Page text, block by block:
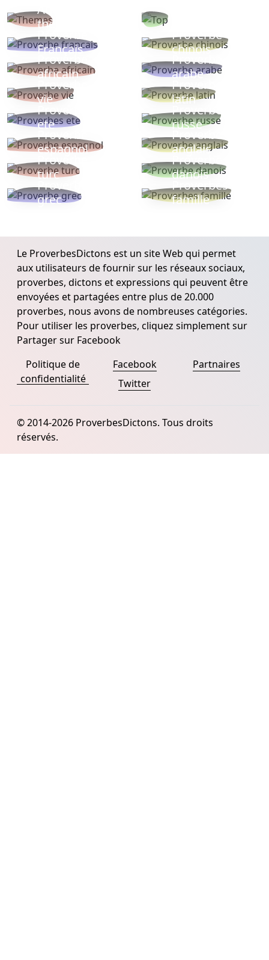
Autres
thèmes
Proverbe
Français
Proverbe
chinois
Proverbe
africain
Proverbe
arabe
Proverbe
vie
Proverbe
latin
Proverbes
ete
Proverbe
russe
Proverbe
espagnol
Proverbe
anglais
Proverbe
turc
Proverbe
danois
Proverbe
grec
Proverbes
famille
Le ProverbesDictons est un site Web qui permet
aux utilisateurs de fournir sur les réseaux sociaux,
proverbes, dictons et expressions qui peuvent être
envoyées et partagées entre plus de 20.000
proverbes, nous avons de nombreuses catégories.
Pour utiliser les proverbes, cliquez simplement sur
Partager sur Facebook
Politique de
confidentialité
Facebook
Twitter
Partnaires
© 2014-2026 ProverbesDictons. Tous droits
réservés.